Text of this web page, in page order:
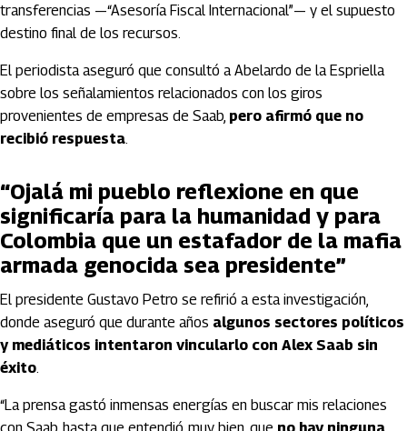
transferencias —“Asesoría Fiscal Internacional”— y el supuesto
destino final de los recursos.
El periodista aseguró que consultó a Abelardo de la Espriella
sobre los señalamientos relacionados con los giros
provenientes de empresas de Saab, pero afirmó que no
recibió respuesta.
“Ojalá mi pueblo reflexione en que
significaría para la humanidad y para
Colombia que un estafador de la mafia
armada genocida sea presidente”
El presidente Gustavo Petro se refirió a esta investigación,
donde aseguró que durante años algunos sectores políticos
y mediáticos intentaron vincularlo con Alex Saab sin
éxito.
“La prensa gastó inmensas energías en buscar mis relaciones